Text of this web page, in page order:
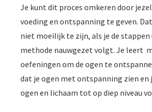
Je kunt dit proces omkeren door
voeding en ontspanning te geven.
niet moeilijk te zijn, als je de
methode nauwgezet volgt. Je leert
oefeningen om de ogen te
dat je ogen met ontspanning zien en
ogen en lichaam tot op diep niveau